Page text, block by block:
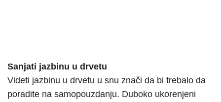
Sanjati jazbinu u drvetu
Videti jazbinu u drvetu u snu znači da bi trebalo da
poradite na samopouzdanju. Duboko ukorenjeni